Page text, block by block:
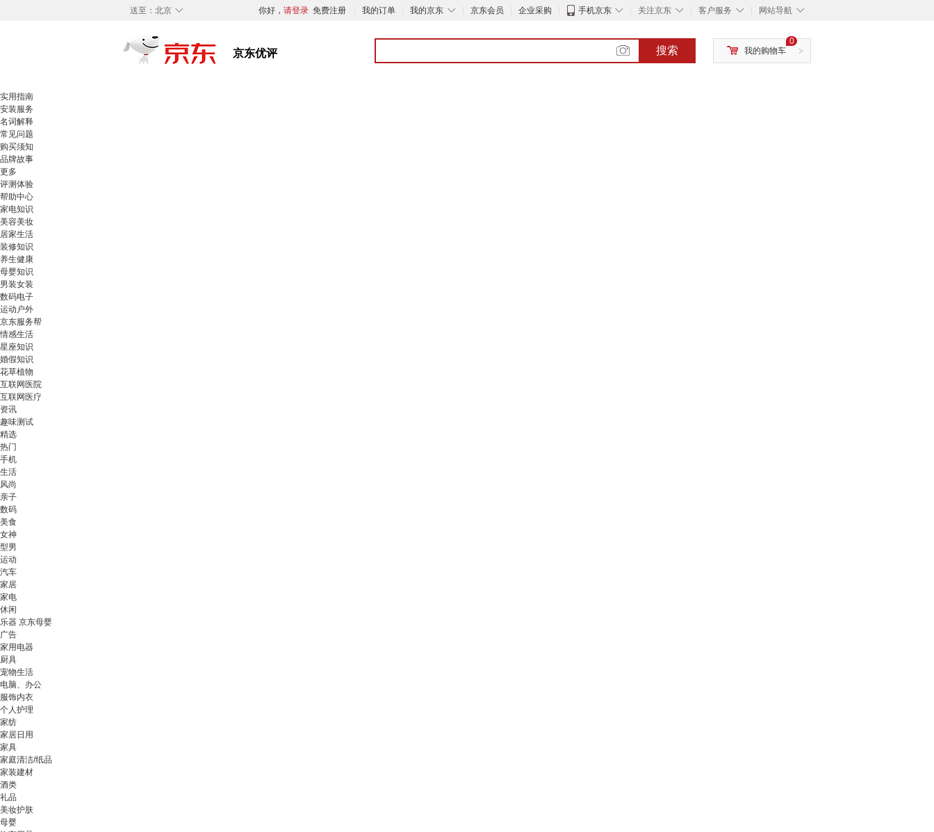
◇
送至： 北京 你好， 请登录 免费注册 我的订单 ◇
我的京东 京东会员 企业采购 ◇
手机京东 ◇
关注京东 ◇
客户服务 ◇
网站导航
搜索 >
0
我的购物车
实用指南
安装服务
名词解释
常见问题
购买须知
品牌故事
更多
评测体验
帮助中心
家电知识
美容美妆
居家生活
装修知识
养生健康
母婴知识
男装女装
数码电子
运动户外
京东服务帮
情感生活
星座知识
婚假知识
花草植物
互联网医院
互联网医疗
资讯
趣味测试
精选
热门
手机
生活
风尚
亲子
数码
美食
女神
型男
运动
汽车
家居
家电
休闲
乐器 京东母婴
广告
家用电器
厨具
宠物生活
电脑、办公
服饰内衣
个人护理
家纺
家居日用
家具
家庭清洁/纸品
家装建材
酒类
礼品
美妆护肤
母婴